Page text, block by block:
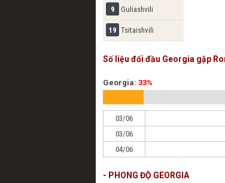
9 Guliashvili
19 Tsitaishvili
Số liệu đối đầu Georgia gặp
Georgia: 33%
03/06
03/06
04/06
- PHONG ĐỘ GEORGIA